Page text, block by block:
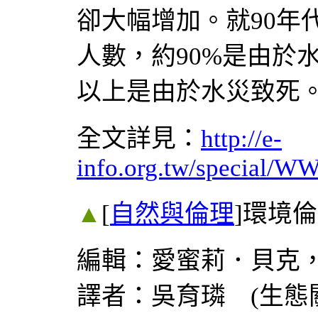
卻大幅增加。就90年
人數，約90%是由於
以上是由於水災致死
全文詳見： http://e-
info.org.tw/special/
▲ [自然與倫理]環境
編輯：愛蜜莉．貝克
譯者：吳育璘 (生態